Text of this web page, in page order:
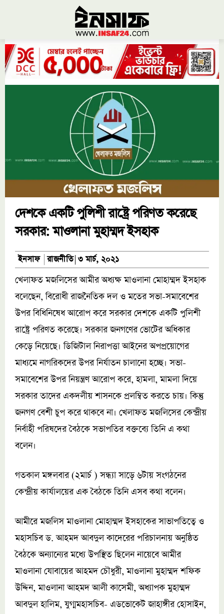
দেশকে একটি পুলিশী রাষ্ট্রে পরিণত করেছে
সরকার: মাওলানা মুহাম্মদ ইসহাক
ইনসাফ রাজনীতি ৩ মার্চ, ২০২১
খেলাফত মজলিসের আমীর অধ্যক্ষ মাওলানা মোহাম্মদ ইসহাক
বলেছেন, বিরোধী রাজনৈতিক দল ও মতের সভা-সমাবেশের
উপর বি‌ধিনিষেধ আরোপ করে সরকার দেশকে একটি পুলিশী
রাষ্ট্রে পরিণত করেছে। সরকার জনগণের ভোটের অধিকার
কেড়ে নিয়েছে। ডিজিটাল নিরাপত্তা আইনের অপপ্রয়োগের
মাধ্যমে নাগরিকদের উপর নির্যাতন চালানো হচ্ছে। সভা-
সমাবেশের উপর নিয়ন্ত্রণ আরোপ করে, হামলা, মামলা দিয়ে
সরকার তাদের একদলীয় শাসনকে প্রলম্বিত করতে চায়। কিন্তু
জনগণ বেশী চুপ করে থাকবে না। খেলাফত মজলিসের কেন্দ্রীয়
নির্বাহী পরিষদের বৈঠকে সভাপতির বক্তব্যে তিনি এ কথা
বলেন।
গতকাল মঙ্গলবার (২মার্চ ) সন্ধ্যা সাড়ে ৬টায় সংগঠনের
কেন্দ্রীয় কার্যালয়ের এক বৈঠকে তিনি এসব কথা বলেন।
আমীরে মজলিস মাওলানা মোহাম্মদ ইসহাকের সাভাপতিত্বে ও
মহাসচিব ড. আহমদ আবদুল কাদেরের পরিচালনায় অনুষ্ঠিত
বৈঠকে অন্যান্যের মধ্যে উপস্থিত ছিলেন নায়েবে আমীর
মাওলানা যোবায়ের আহমদ চৌধুরী, মাওলানা মুহাম্মদ শফিক
উদ্দিন, মাওলানা আহমদ আলী কাসেমী, অধ্যাপক মুহাম্মদ
আবদুল হালিম, যুগ্মমহাসচিব- এডভোকেট জাহাঙ্গীর হোসাইন,